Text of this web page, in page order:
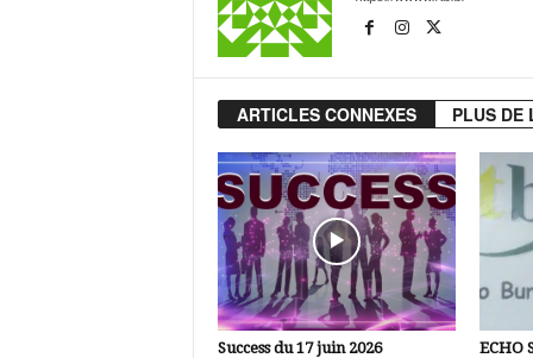
ARTICLES CONNEXES PLUS DE
Success du 17 juin 2026
ECHO